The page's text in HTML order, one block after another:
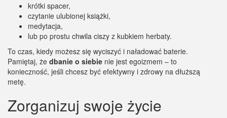
krótki spacer,
czytanie ulubionej książki,
medytacja,
lub po prostu chwila ciszy z kubkiem herbaty.
To czas, kiedy możesz się wyciszyć i naładować baterie.
Pamiętaj, że dbanie o siebie nie jest egoizmem – to
konieczność, jeśli chcesz być efektywny i zdrowy na dłuższą
metę.
Zorganizuj swoje życie